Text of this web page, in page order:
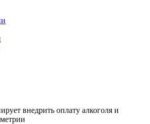
внедрить оплату алкоголя и